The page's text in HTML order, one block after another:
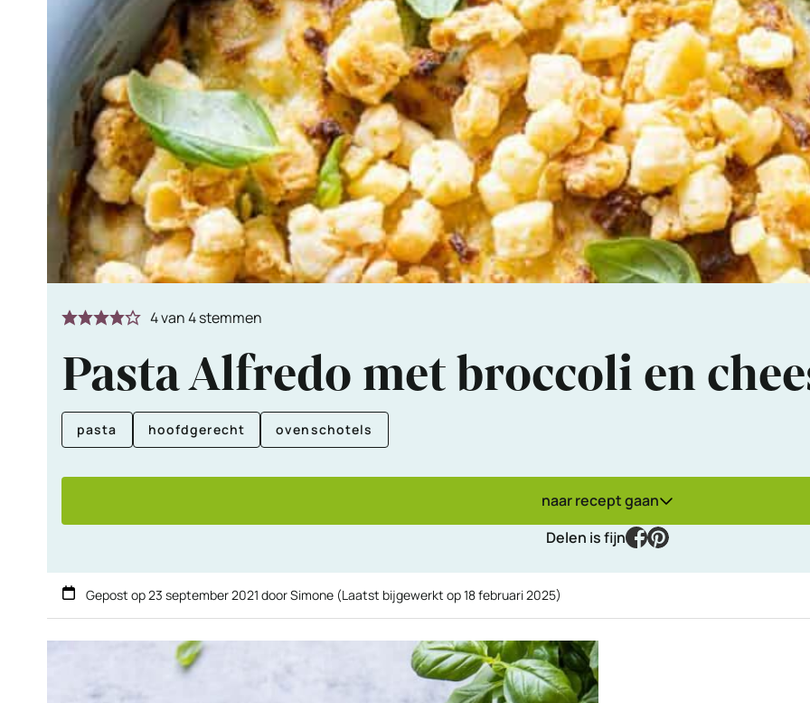
voorgerechten drankjes
slow
4van4stemmen
Pasta Alfredo met broccoli en
pasta hoofdgerecht ovenschotels
naar recept gaan
Delen is fijn
facebook
pinterest
Gepost op23 september 2021 doorSimone (Laatst bijgewerkt op18 februari 2025)